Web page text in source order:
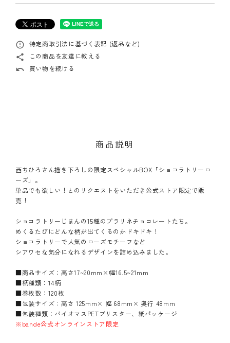
error_outline 特定商取引法に基づく表記 (返品など)
share この商品を友達に教える
undo 買い物を続ける
商品説明
西ちひろさん描き下ろしの限定スペシャルBOX「ショコラトリーロ
ーズ」。
単品でも欲しい！とのリクエストをいただき公式ストア限定で販
売！
ショコラトリーじまんの15種のプラリネチョコレートたち。
めくるたびにどんな柄が出てくるのかドキドキ！
ショコラトリーで人気のローズモチーフなど
シアワセな気分になれるデザインを詰め込みました。
■商品サイズ：高さ17~20mm×幅16.5~21mm
■柄種類：14柄
■巻枚数：120枚
■包装サイズ：高さ 125mm× 幅 68mm× 奥行 48mm
■包装種類：バイオマスPETブリスター、紙パッケージ
※bande公式オンラインストア限定